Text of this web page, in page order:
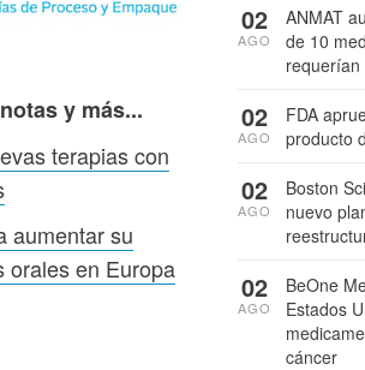
y más...
terapias con
aumentar su
orales en Europa
ANMAT
de 10
02
AGO
FDA
producto
02
AGO
Boston
nuevo
02
AGO
BeOne
Estados
cáncer
02
AGO